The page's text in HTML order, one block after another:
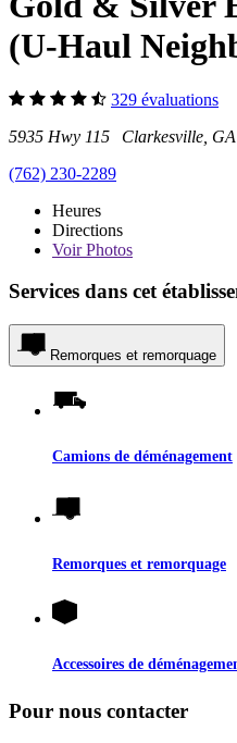
(U-Haul
329 évaluations
5935 Hwy 115 Clarkesville,
(762) 230-2289
Heures
Directions
VoirPhotos
Services dans cet
Remorques et remorquage
Camions de déménagement
Remorques et remorquage
Accessoires de
Pour nous contacter